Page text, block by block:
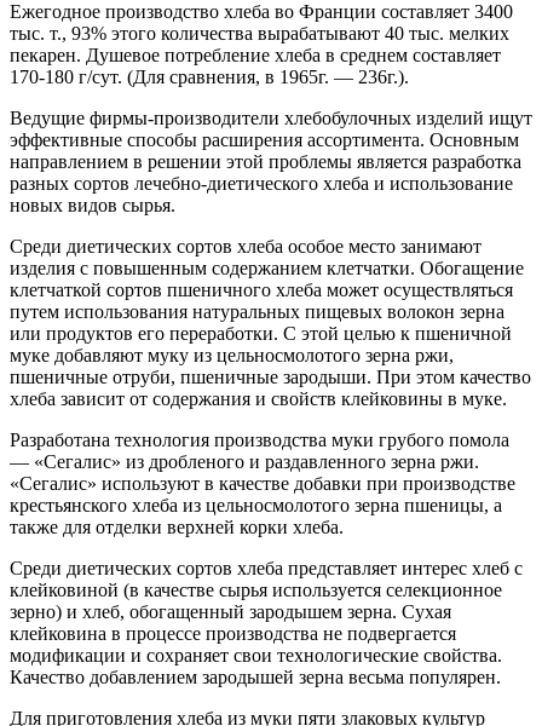
Ежегодное производство хлеба во Франции составляет 3400
тыс. т., 93% этого количества вырабатывают 40 тыс. мелких
пекарен. Душевое потребление хлеба в среднем составляет
170-180 г/сут. (Для сравнения, в 1965г. — 236г.).
Ведущие фирмы-производители хлебобулочных изделий ищут
эффективные способы расширения ассортимента. Основным
направлением в решении этой проблемы является разработка
разных сортов лечебно-диетического хлеба и использование
новых видов сырья.
Среди диетических сортов хлеба особое место занимают
изделия с повышенным содержанием клетчатки. Обогащение
клетчаткой сортов пшеничного хлеба может осуществляться
путем использования натуральных пищевых волокон зерна
или продуктов его переработки. С этой целью к пшеничной
муке добавляют муку из цельносмолотого зерна ржи,
пшеничные отруби, пшеничные зародыши. При этом качество
хлеба зависит от содержания и свойств клейковины в муке.
Разработана технология производства муки грубого помола
— «Сегалис» из дробленого и раздавленного зерна ржи.
«Сегалис» используют в качестве добавки при производстве
крестьянского хлеба из цельносмолотого зерна пшеницы, а
также для отделки верхней корки хлеба.
Среди диетических сортов хлеба представляет интерес хлеб с
клейковиной (в качестве сырья используется селекционное
зерно) и хлеб, обогащенный зародышем зерна. Сухая
клейковина в процессе производства не подвергается
модификации и сохраняет свои технологические свойства.
Качество добавлением зародышей зерна весьма популярен.
Для приготовления хлеба из муки пяти злаковых культур